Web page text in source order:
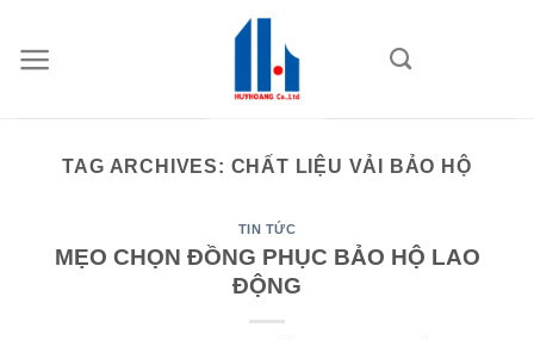
content
TAG ARCHIVES: CHẤT LIỆU VẢI BẢO HỘ
TIN TỨC
MẸO CHỌN ĐỒNG PHỤC BẢO HỘ LAO
ĐỘNG